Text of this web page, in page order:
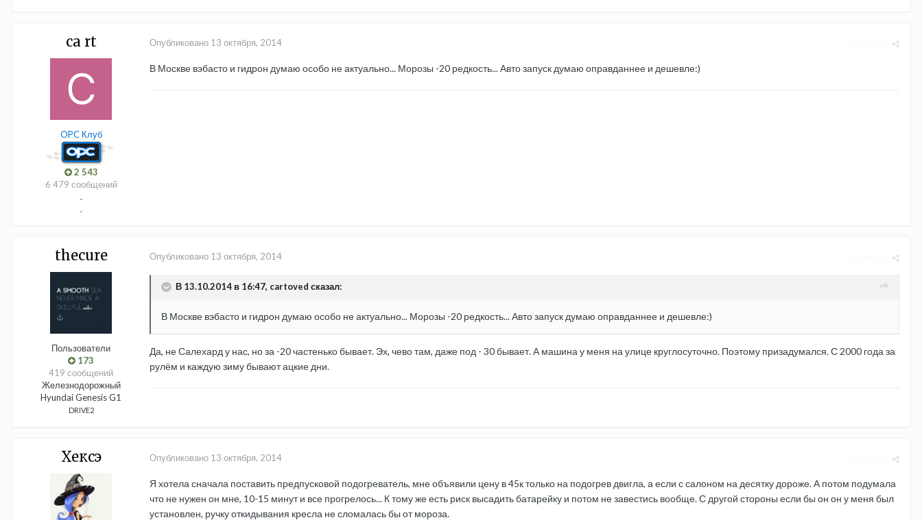
ca rt
OPC Клуб
2 543
6 479 сообщений
.
.
Опубликовано 13 октября, 2014
В Москве вэбасто и гидрон думаю особо не актуально... Морозы -20 редкость... Авто запуск думаю оправданнее и дешевле:)
thecure
Пользователи
173
419 сообщений
Железнодорожный
Hyundai Genesis G1
DRIVE2
Опубликовано 13 октября, 2014
В 13.10.2014 в 16:47, cartoved сказал:
В Москве вэбасто и гидрон думаю особо не актуально... Морозы -20 редкость... Авто запуск думаю оправданнее и дешевле:)
Да, не Салехард у нас, но за -20 частенько бывает. Эх, чево там, даже под - 30 бывает. А машина у меня на улице круглосуточно. Поэтому призадумался. С 2000 года за
рулём и каждую зиму бывают ацкие дни.
Хексэ Опубликовано 13 октября, 2014
Я хотела сначала поставить предпусковой подогреватель, мне объявили цену в 45к только на подогрев двигла, а если с салоном на десятку дороже. А потом подумала
что не нужен он мне, 10-15 минут и все прогрелось... К тому же есть риск высадить батарейку и потом не завестись вообще. С другой стороны если бы он он у меня был
установлен, ручку откидывания кресла не сломалась бы от мороза.